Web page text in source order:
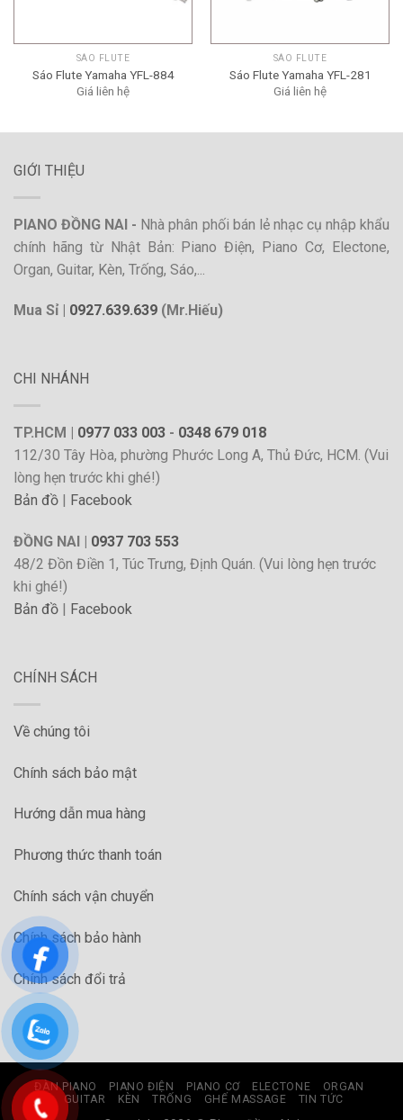
SÁO FLUTE
Sáo Flute Yamaha YFL-884
Giá liên hệ
SÁO FLUTE
Sáo Flute Yamaha YFL-281
Giá liên hệ
GIỚI THIỆU
PIANO ĐỒNG NAI - Nhà phân phối bán lẻ nhạc cụ nhập khẩu
chính hãng từ Nhật Bản: Piano Điện, Piano Cơ, Electone,
Organ, Guitar, Kèn, Trống, Sáo,...
Mua Sỉ | 0927.639.639 (Mr.Hiếu)
CHI NHÁNH
TP.HCM | 0977 033 003 - 0348 679 018
112/30 Tây Hòa, phường Phước Long A, Thủ Đức, HCM. (Vui
lòng hẹn trước khi ghé!)
Bản đồ
Facebook
ĐỒNG NAI | 0937 703 553
48/2 Đồn Điền 1, Túc Trưng, Định Quán. (Vui lòng hẹn trước
khi ghé!)
Bản đồ | Facebook
CHÍNH SÁCH
Về chúng tôi
Chính sách bảo mật
Hướng dẫn mua hàng
Phương thức thanh toán
Chính sách vận chuyển
Chính sách bảo hành
Chính sách đổi trả
ĐÀN PIANO PIANO ĐIỆN PIANO CƠ ELECTONE
ORGAN
GUITAR
KÈN TRỐNG GHẾ MASSAGE TIN TỨC